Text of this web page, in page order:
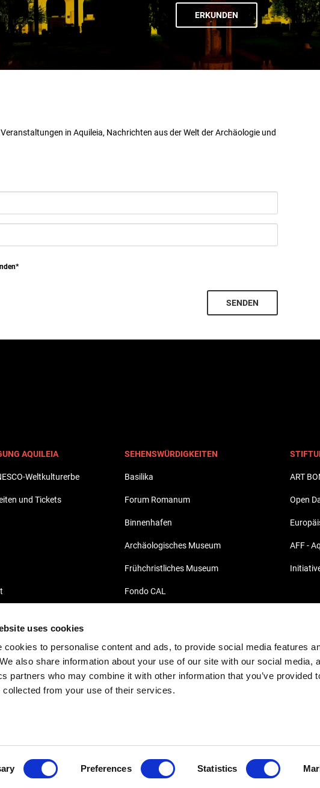
uses cookies
cookies to personalise content and ads, to provide social media features
also share information about your use of our site with our social media,
partners who may combine it with other information that you’ve provided
collected from your use of their services.
Preferences Statistics
ERKUNDEN
in Aquileia, Nachrichten aus der Welt der Archäologie und
SENDEN
AQUILEIA
Weltkulturerbe
und Tickets
di Aquileia
SEHENSWÜRDIGKEITEN
Basilika
Forum Romanum
Binnenhafen
Archäologisches Museum
Frühchristliches Museum
Fondo CAL
Domus des Tito Macro
Nekropole
Domus und Bischofsresidenz
ART
Open
AFF -